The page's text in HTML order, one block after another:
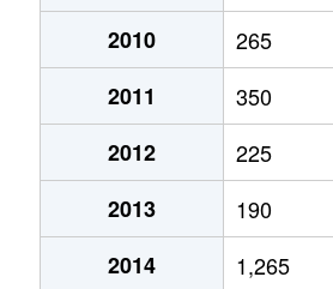
2010
265
2011
350
2012
225
2013
190
2014
1,265